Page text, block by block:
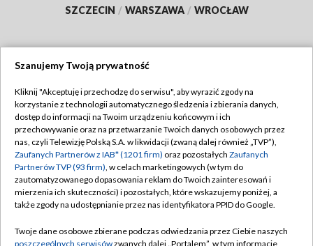
SZCZECIN / WARSZAWA / WROCŁAW
TVP
Abonament TVP
Emisja w TVP
Centrum informacji TVP
Naziemna Telewizja Cyfrowa
Rada Programowa
Regulamin TVP
Polityka prywatności
Moje zgody
Pomoc
Szanujemy Twoją prywatność
Kliknij "Akceptuję i przechodzę do serwisu", aby wyrazić zgody na
korzystanie z technologii automatycznego śledzenia i zbierania danych,
dostęp do informacji na Twoim urządzeniu końcowym i ich
przechowywanie oraz na przetwarzanie Twoich danych osobowych przez
nas, czyli Telewizję Polską S.A. w likwidacji (zwaną dalej również „TVP”),
Zaufanych Partnerów z IAB* (1201 firm) oraz pozostałych Zaufanych
Partnerów TVP (93 firm), w celach marketingowych (w tym do
zautomatyzowanego dopasowania reklam do Twoich zainteresowań i
mierzenia ich skuteczności) i pozostałych, które wskazujemy poniżej, a
także zgody na udostępnianie przez nas identyfikatora PPID do Google.
Twoje dane osobowe zbierane podczas odwiedzania przez Ciebie naszych
poszczególnych serwisówzwanych dalej „Portalem”, w tym informacje